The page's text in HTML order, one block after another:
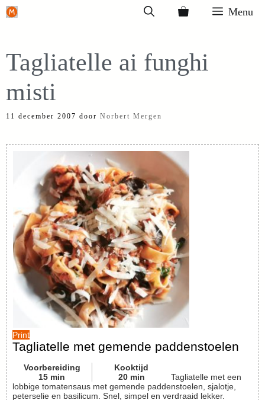
Ga
inhoud
Menu
Tagliatelle ai funghi
misti
11 december 2007 door Norbert Mergen
Print
Tagliatelle met gemende paddenstoelen
Voorbereiding
15 min
Kooktijd
20 min
Tagliatelle met een
lobbige tomatensaus met gemende paddenstoelen, sjalotje,
peterselie en basilicum. Snel, simpel en verdraaid lekker.